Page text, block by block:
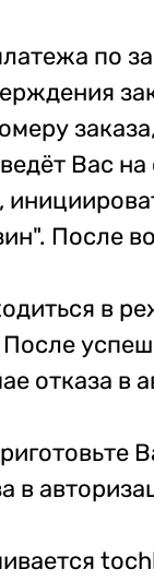
по
Вас
После
в
отказа
в